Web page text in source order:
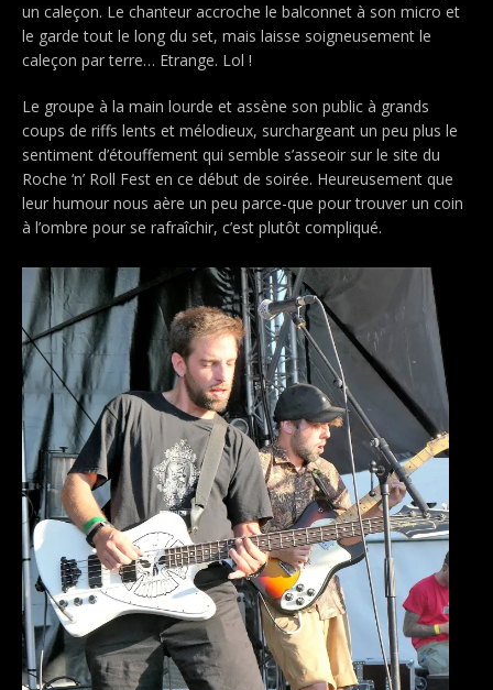
un caleçon. Le chanteur accroche le balconnet à son micro et
le garde tout le long du set, mais laisse soigneusement le
caleçon par terre… Etrange. Lol !
Le groupe à la main lourde et assène son public à grands
coups de riffs lents et mélodieux, surchargeant un peu plus le
sentiment d’étouffement qui semble s’asseoir sur le site du
Roche ‘n’ Roll Fest en ce début de soirée. Heureusement que
leur humour nous aère un peu parce-que pour trouver un coin
à l’ombre pour se rafraîchir, c’est plutôt compliqué.